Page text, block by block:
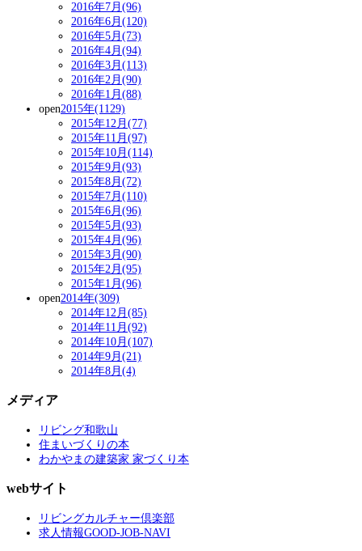
2016年7月(96)
2016年6月(120)
2016年5月(73)
2016年4月(94)
2016年3月(113)
2016年2月(90)
2016年1月(88)
open2015年(1129)
2015年12月(77)
2015年11月(97)
2015年10月(114)
2015年9月(93)
2015年8月(72)
2015年7月(110)
2015年6月(96)
2015年5月(93)
2015年4月(96)
2015年3月(90)
2015年2月(95)
2015年1月(96)
open2014年(309)
2014年12月(85)
2014年11月(92)
2014年10月(107)
2014年9月(21)
2014年8月(4)
メディア
リビング和歌山
住まいづくりの本
わかやまの建築家 家づくり本
webサイト
リビングカルチャー倶楽部
求人情報GOOD-JOB-NAVI